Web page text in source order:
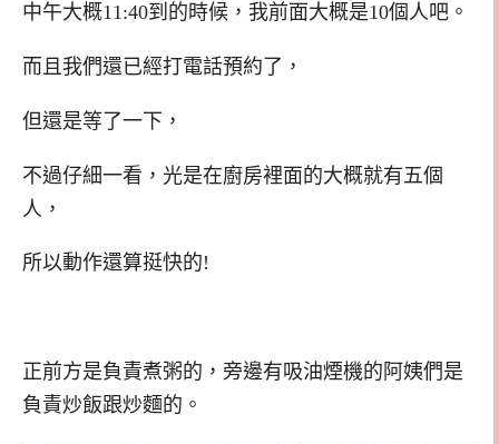
中午大概11:40到的時候，我前面大概是10個人吧。
而且我們還已經打電話預約了，
但還是等了一下，
不過仔細一看，光是在廚房裡面的大概就有五個
人，
所以動作還算挺快的!
正前方是負責煮粥的，旁邊有吸油煙機的阿姨們是
負責炒飯跟炒麵的。